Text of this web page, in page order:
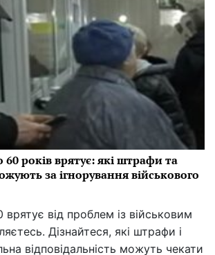
років врятує: які штрафи та
за ігнорування військового
від проблем із військовим
Дізнайтеся, які штрафи і
відповідальність можуть чекати